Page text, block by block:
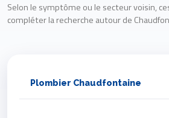
Selon le symptôme ou le secteur voisin,
compléter la recherche autour de
Plombier Chaudfontaine